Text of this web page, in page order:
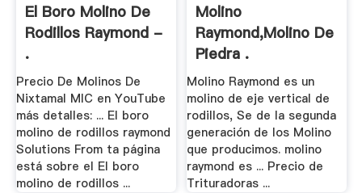
El Boro Molino De
Rodillos Raymond -
.
Precio De Molinos De
Nixtamal MIC en YouTube
más detalles: ... El boro
molino de rodillos raymond
Solutions From ta página
está sobre el El boro
molino de rodillos ...
Molino
Raymond,Molino De
Piedra .
Molino Raymond es un
molino de eje vertical de
rodillos, Se de la segunda
generación de los Molino
que producimos. molino
raymond es ... Precio de
Trituradoras ...